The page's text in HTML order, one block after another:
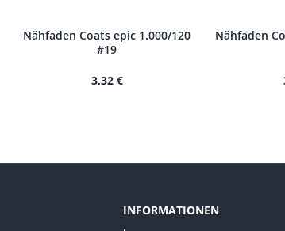
Nähfaden Coats epic 1.000/120
#19
3,32 €
Nähfaden
INFORMATIONEN